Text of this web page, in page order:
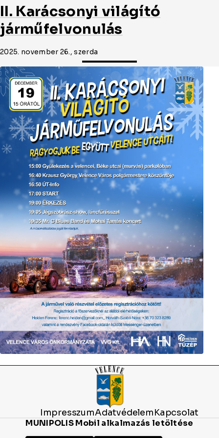
II. Karácsonyi világító
járműfelvonulás
2025. november 26., szerda
ImpresszumAdatvédelemKapcsolat
MUNIPOLIS Mobil alkalmazás letöltése